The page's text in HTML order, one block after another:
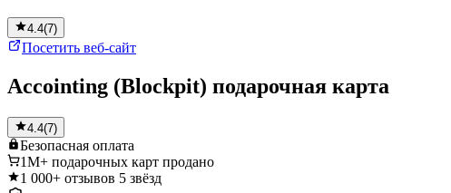
4.4(7)
Посетить веб-сайт
Accointing (Blockpit) подарочная карта
4.4(7)
Безопасная оплата
1M+ подарочных карт продано
1 000+ отзывов 5 звёзд